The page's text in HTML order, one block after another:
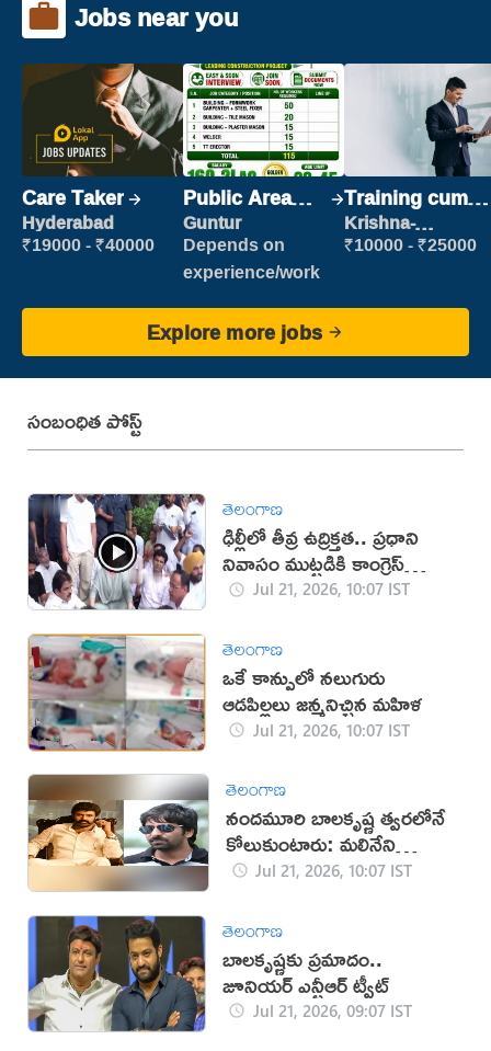
Jobs near you
Care Taker
Hyderabad
₹19000 - ₹40000
Public Area
Cleaner
Guntur
Depends on
experience/work
Training cum
Placement
Krishna-
vijayawada
₹10000 - ₹25000
Explore more jobs
సంబంధిత పోస్ట్
తెలంగాణ
ఢిల్లీలో తీవ్ర ఉద్రిక్తత.. ప్రధాని
నివాసం ముట్టడికి కాంగ్రెస్
యత్నం!
Jul 21, 2026, 10:07 IST
తెలంగాణ
ఒకే కాన్పులో నలుగురు
ఆడపిల్లలు జన్మనిచ్చిన మహిళ
Jul 21, 2026, 10:07 IST
తెలంగాణ
నందమూరి బాలకృష్ణ త్వరలోనే
కోలుకుంటారు: మలినేని
గోపిచంద్
Jul 21, 2026, 10:07 IST
తెలంగాణ
బాలకృష్ణకు ప్రమాదం..
జూనియర్ ఎన్టీఆర్ ట్వీట్
Jul 21, 2026, 09:07 IST